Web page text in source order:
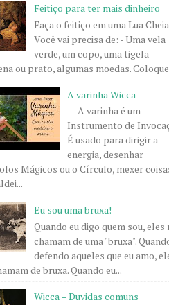
Feitiço para ter mais dinheiro
Faça o feitiço em uma Lua
Você vai precisa de: - Uma vela
verde, um copo, uma tigela
ou prato, algumas moedas. Coloque
A varinha Wicca
A varinha é um
Instrumento de
É usado para dirigir a
energia, desenhar
Mágicos ou o Círculo, mexer
Eu sou uma bruxa!
Quando eu digo quem sou, eles
chamam de uma "bruxa".
defendo aqueles que eu amo,
de bruxa. Quando eu...
Wicca – Duvidas comuns